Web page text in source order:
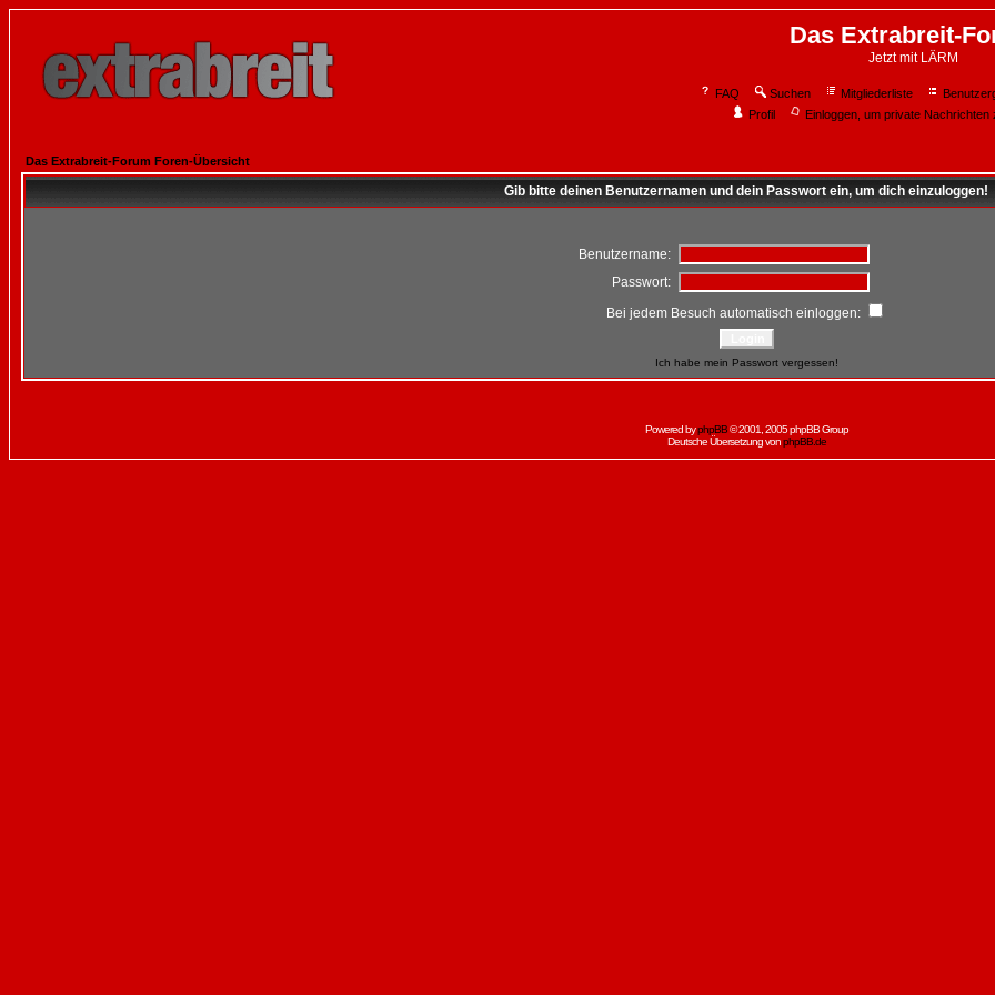
Das Extrabreit-
Jetzt mit LÄRM
FAQ Suchen Mitgliederliste
Profil
Einloggen, um private Nachrichten
Das Extrabreit-Forum Foren-Übersicht
Gib bitte deinen Benutzernamen und dein Passwort ein, um dich einzuloggen!
Benutzername:
Passwort:
Bei jedem Besuch automatisch einloggen:
Ich habe mein Passwort vergessen!
Powered byphpBB© 2001, 2005 phpBB Group
Deutsche Übersetzung vonphpBB.de